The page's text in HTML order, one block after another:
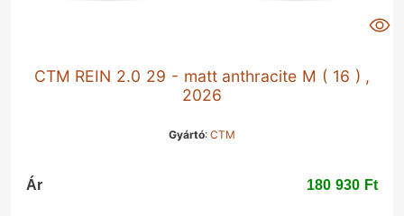
CTM REIN 2.0 29 - matt anthracite M ( 16 ) ,
2026
Gyártó:CTM
Ár 180 930 Ft‎